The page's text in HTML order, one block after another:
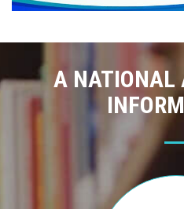
A NATIONAL